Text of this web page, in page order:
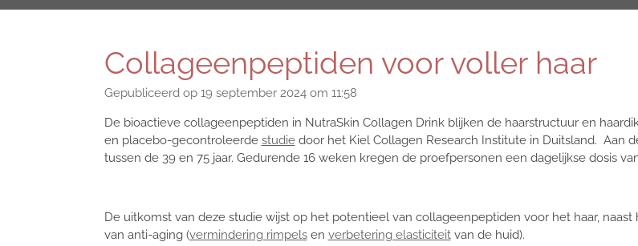
Collageenpeptiden voor voller haar
Gepubliceerd op 19 september 2024 om 11:58
De bioactieve collageenpeptiden in NutraSkin Collagen Drink blijken de haarstructuur en
en placebo-gecontroleerde studie door het Kiel Collagen Research Institute in Duitsland. Aan
tussen de 39 en 75 jaar. Gedurende 16 weken kregen de proefpersonen een dagelijkse dosis
De uitkomst van deze studie wijst op het potentieel van collageenpeptiden voor het haar,
van anti-aging (vermindering rimpels en verbetering elasticiteit van de huid).